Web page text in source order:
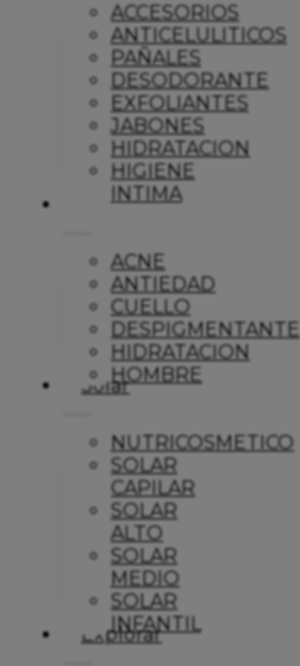
ACCESORIOS
ANTICELULITICOS
PAÑALES
DESODORANTE
EXFOLIANTES
JABONES
HIDRATACION
HIGIENE
INTIMA
Dermo
ACNE
ANTIEDAD
CUELLO
DESPIGMENTANTE
HIDRATACION
HOMBRE
Solar
NUTRICOSMETICO
SOLAR
CAPILAR
SOLAR
ALTO
SOLAR
MEDIO
SOLAR
INFANTIL
Explorar